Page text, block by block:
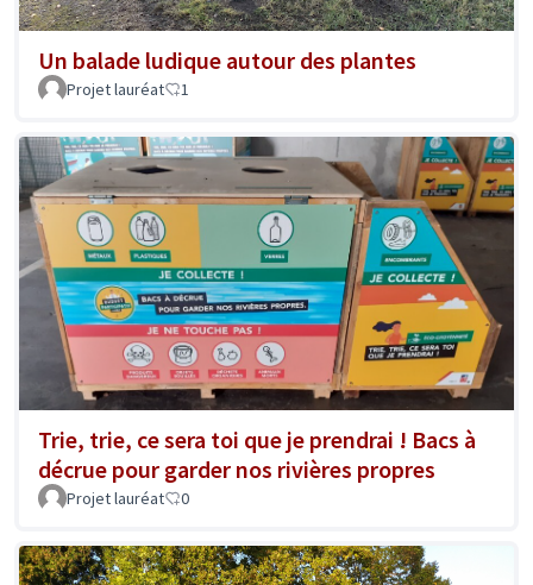
Un balade ludique autour des plantes
Projet lauréat 1
Trie, trie, ce sera toi que je prendrai ! Bacs à
décrue pour garder nos rivières propres
Projet lauréat 0